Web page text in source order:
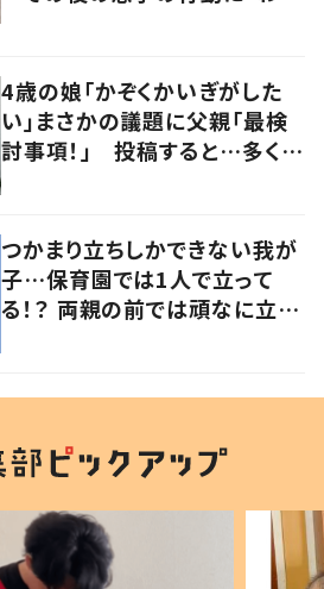
4歳の娘「かぞくかいぎがした
い」まさかの議題に父親「最検
討事項！」 投稿すると…多くの
つかまり立ちしかできない我が
子…保育園では1人で立って
る！？ 両親の前では頑なに立た